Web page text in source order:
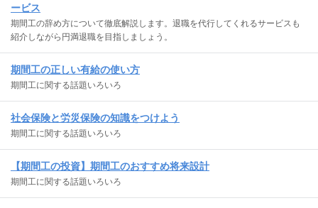
ービス
期間工の辞め方について徹底解説します。退職を代行してくれるサービスも
紹介しながら円満退職を目指しましょう。
期間工の正しい有給の使い方
期間工に関する話題いろいろ
社会保険と労災保険の知識をつけよう
期間工に関する話題いろいろ
【期間工の投資】期間工のおすすめ将来設計
期間工に関する話題いろいろ